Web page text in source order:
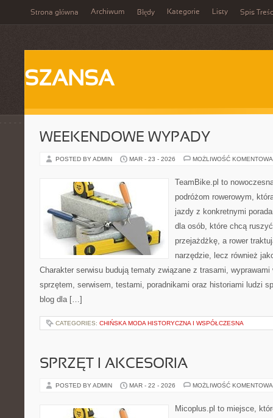
Strona główna Archiwum Błędy Kategorie Listy Spis
SZANSA
WEEKENDOWE WYPADY
POSTED BY ADMIN MAR - 23 - 2026 MOŻLIWOŚĆ
TeamBike.pl to
podróżom rowerowym,
jazdy z konkretnymi
dla osób, które chcą
przejażdżkę, a rower
narzędzie, lecz również
Charakter serwisu budują tematy związane z trasami,
sprzętem, serwisem, testami, poradnikami oraz historiami ludzi
blog dla […]
CATEGORIES: CHIŃSKA MODA HISTORYCZNA I WSPÓŁCZESNA
SPRZĘT I AKCESORIA
POSTED BY ADMIN MAR - 22 - 2026 MOŻLIWOŚĆ
Micoplus.pl to miejsce,